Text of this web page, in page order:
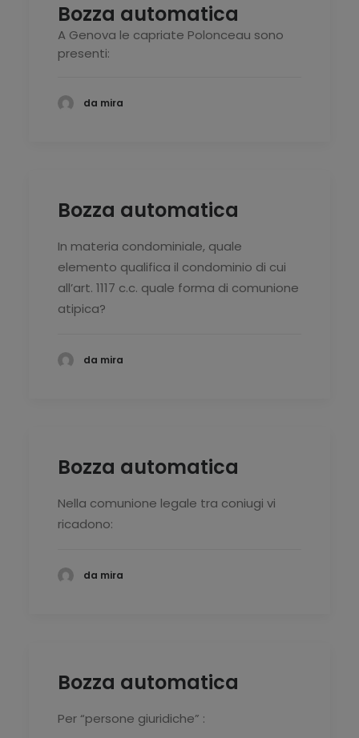
Bozza automatica
A Genova le capriate Polonceau sono
presenti:
da mira
Bozza automatica
In materia condominiale, quale
elemento qualifica il condominio di cui
all’art. 1117 c.c. quale forma di comunione
atipica?
da mira
Bozza automatica
Nella comunione legale tra coniugi vi
ricadono:
da mira
Bozza automatica
Per “persone giuridiche” :